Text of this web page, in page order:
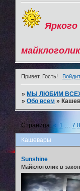
Яркого
Привет, Гость!
»МЫ ЛЮБИМ
»Обо всем »
Кашевары
Страница:« 1 7 8
Sunshine
Майклоголик в